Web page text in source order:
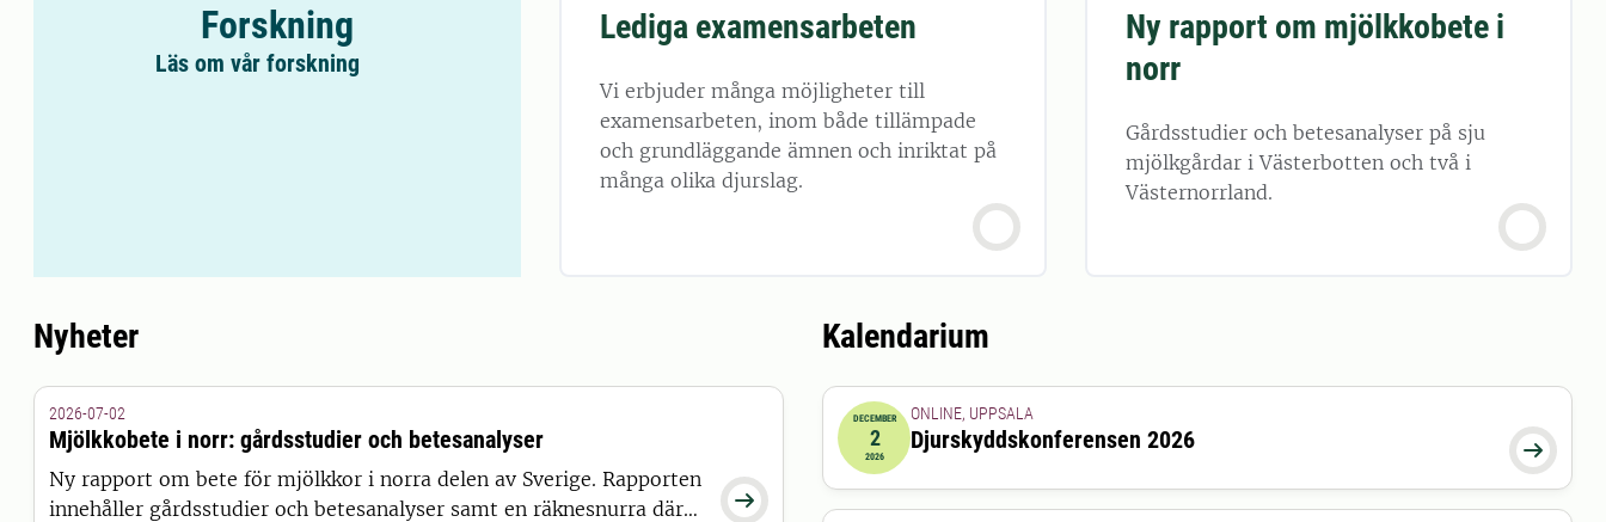
Forskning
Läs om vår forskning
Lediga examensarbeten
Vi erbjuder många möjligheter till
examensarbeten, inom både tillämpade
och grundläggande ämnen och inriktat på
många olika djurslag.
Ny rapport om mjölkkobete i
norr
Gårdsstudier och betesanalyser på sju
mjölkgårdar i Västerbotten och två i
Västernorrland.
Nyheter

2026-07-02
Mjölkkobete i norr: gårdsstudier och betesanalyser
Ny rapport om bete för mjölkkor i norra delen av Sverige. Rapporten
innehåller gårdsstudier och betesanalyser samt en räknesnurra där
Kalendarium
2026-12-02 00:00:00
DECEMBER
2
2026 
ONLINE, UPPSALA
Djurskyddskonferensen 2026